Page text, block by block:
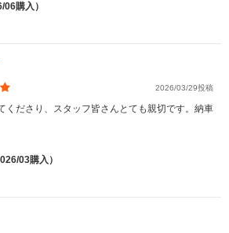
購入）
2026/03/29投稿
くださり、スタッフ皆さんとても親切です。納車
03購入）